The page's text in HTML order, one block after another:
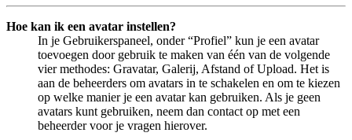
Hoe kan ik een avatar instellen?
In je Gebruikerspaneel, onder “Profiel” kun je een avatar
toevoegen door gebruik te maken van één van de volgende
vier methodes: Gravatar, Galerij, Afstand of Upload. Het is
aan de beheerders om avatars in te schakelen en om te kiezen
op welke manier je een avatar kan gebruiken. Als je geen
avatars kunt gebruiken, neem dan contact op met een
beheerder voor je vragen hierover.